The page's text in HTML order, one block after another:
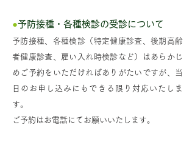
●予防接種・各種検診の受診について
予防接種、各種検診（特定健康診査、後期高齢
者健康診査、雇い入れ時検診など）はあらかじ
めご予約をいただければありがたいですが、当
日のお申し込みにもできる限り対応いたしま
す。
ご予約はお電話にてお願いいたします。